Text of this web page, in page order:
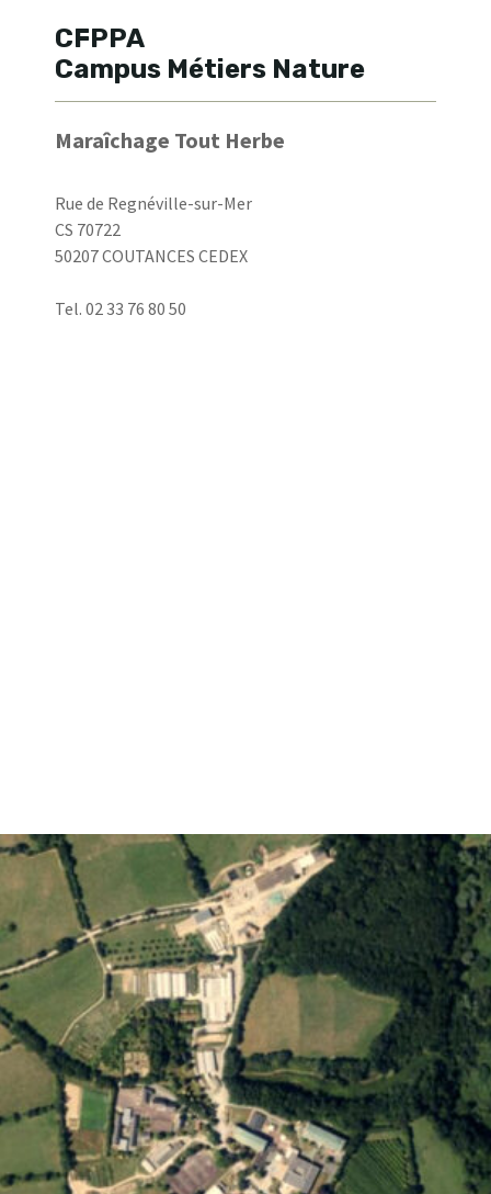
CFPPA
Campus Métiers Nature
Maraîchage Tout Herbe
Rue de Regnéville-sur-Mer
CS 70722
50207 COUTANCES CEDEX
Tel. 02 33 76 80 50